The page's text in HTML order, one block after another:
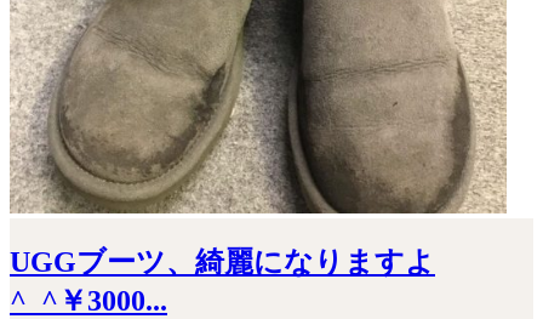
UGGブーツ、綺麗になりますよ
^_^￥3000...